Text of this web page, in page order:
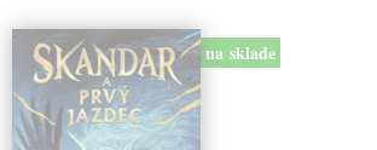
na sklade